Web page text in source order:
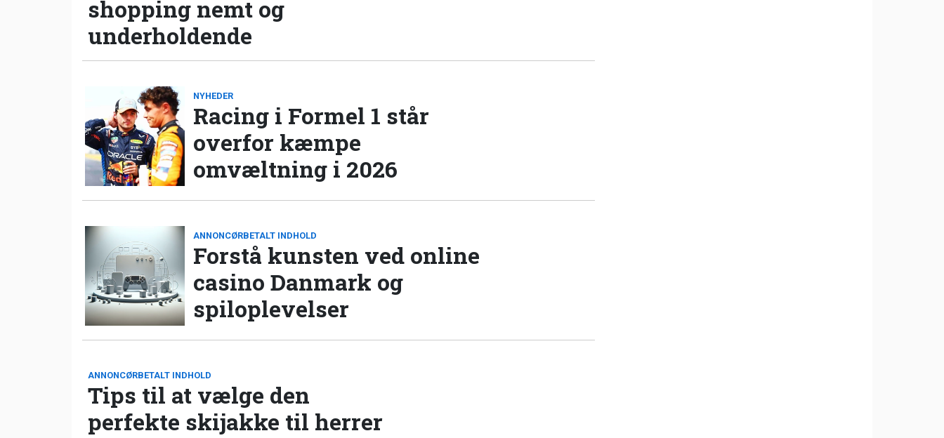
shopping nemt og
underholdende
NYHEDER
Racing i Formel 1 står
overfor kæmpe
omvæltning i 2026
ANNONCØRBETALT INDHOLD
Forstå kunsten ved online
casino Danmark og
spiloplevelser
ANNONCØRBETALT INDHOLD
Tips til at vælge den
perfekte skijakke til herrer